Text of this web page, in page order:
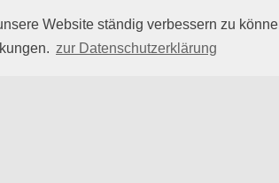
Website ständig verbessern zu
zur Datenschutzerklärung